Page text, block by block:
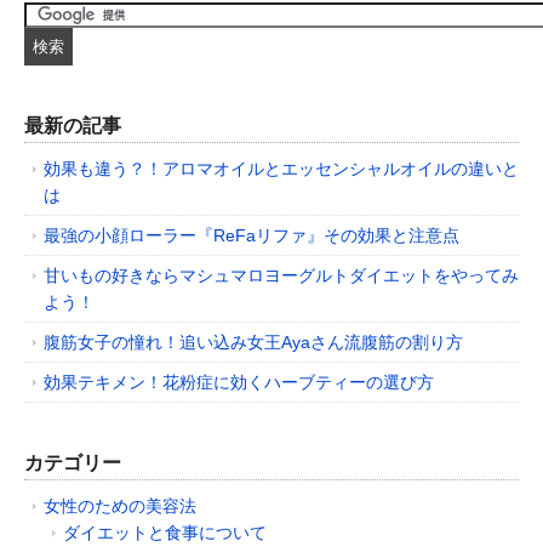
最新の記事
効果も違う？！アロマオイルとエッセンシャルオイルの違いと
は
最強の小顔ローラー『ReFaリファ』その効果と注意点
甘いもの好きならマシュマロヨーグルトダイエットをやってみ
よう！
腹筋女子の憧れ！追い込み女王Ayaさん流腹筋の割り方
効果テキメン！花粉症に効くハーブティーの選び方
カテゴリー
女性のための美容法
ダイエットと食事について